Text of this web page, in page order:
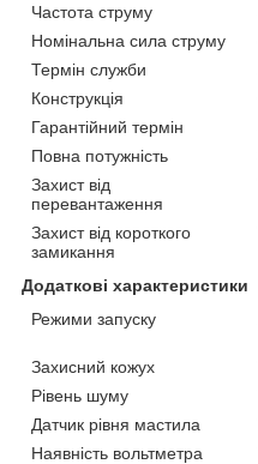
Частота струму
Номінальна сила струму
Термін служби
Конструкція
Гарантійний термін
Повна потужність
Захист від
перевантаження
Захист від короткого
замикання
Додаткові характеристики
Режими запуску
Захисний кожух
Рівень шуму
Датчик рівня мастила
Наявність вольтметра